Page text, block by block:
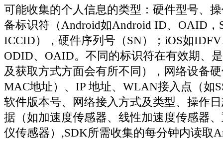
可能收集的个人信息的类型：硬件型号、
备标识符（Android如Android ID、OAID，
ICCID），硬件序列号（SN）；iOS如
ODID、OAID。不同的标识符在有效期、
及获取方式方面会有所不同），网络设备
MAC地址）、IP 地址、WLAN接入点（如
软件版本号、网络接入方式及类型、操作
据（如加速度传感器、线性加速度传感器
仪传感器）,SDK所需收集的每分钟内读取